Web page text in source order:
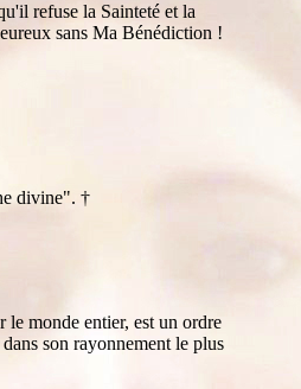
refuse la Sainteté et la
sans Ma Bénédiction !
divine". †
monde entier, est un ordre
son rayonnement le plus